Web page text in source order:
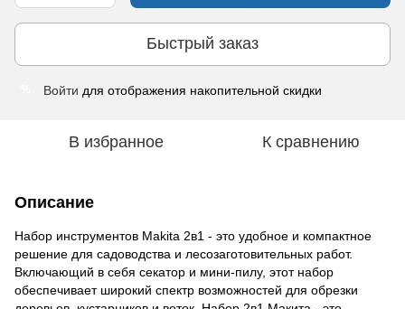
Быстрый заказ
Войти для отображения накопительной скидки
В избранное К сравнению
Описание
Набор инструментов Makita 2в1 - это удобное и компактное
решение для садоводства и лесозаготовительных работ.
Включающий в себя секатор и мини-пилу, этот набор
обеспечивает широкий спектр возможностей для обрезки